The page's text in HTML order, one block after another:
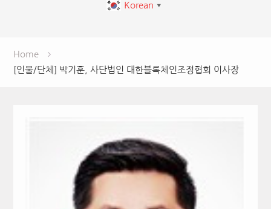
Korean ▼
Home
[인물/단체] 박기훈, 사단법인 대한블록체인조정협회 이사장